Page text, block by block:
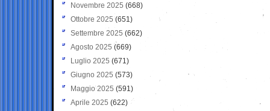
Novembre 2025 (668)
Ottobre 2025 (651)
Settembre 2025 (662)
Agosto 2025 (669)
Luglio 2025 (671)
Giugno 2025 (573)
Maggio 2025 (591)
Aprile 2025 (622)